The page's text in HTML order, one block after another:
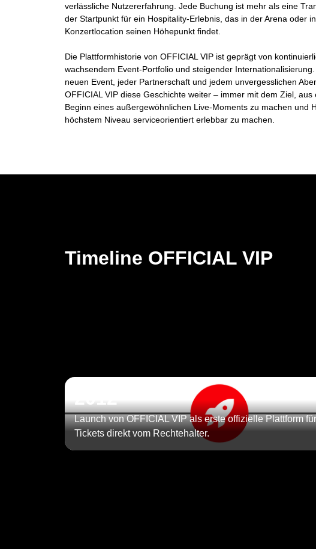
verlässliche Nutzererfahrung. Jede Buchung ist mehr als eine
der Startpunkt für ein Hospitality-Erlebnis, das in der Arena oder
Konzertlocation seinen Höhepunkt findet.
Die Plattformhistorie von OFFICIAL VIP ist geprägt von
wachsendem Event-Portfolio und steigender
neuen Event, jeder Partnerschaft und jedem unvergesslichen
OFFICIAL VIP diese Geschichte weiter – immer mit dem Ziel, aus
Beginn eines außergewöhnlichen Live-Moments zu machen und
höchstem Niveau serviceorientiert erlebbar zu machen.
Timeline OFFICIAL VIP
2012
Launch von OFFICIAL VIP als erste offizielle Plattform
Tickets direkt vom Rechtehalter.